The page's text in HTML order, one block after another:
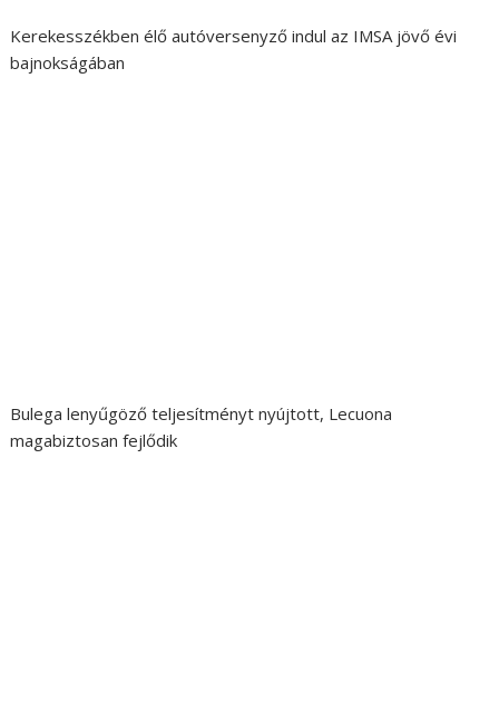
Kerekesszékben élő autóversenyző indul az IMSA jövő évi
bajnokságában
Bulega lenyűgöző teljesítményt nyújtott, Lecuona
magabiztosan fejlődik